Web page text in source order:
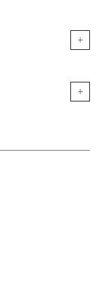
+
+